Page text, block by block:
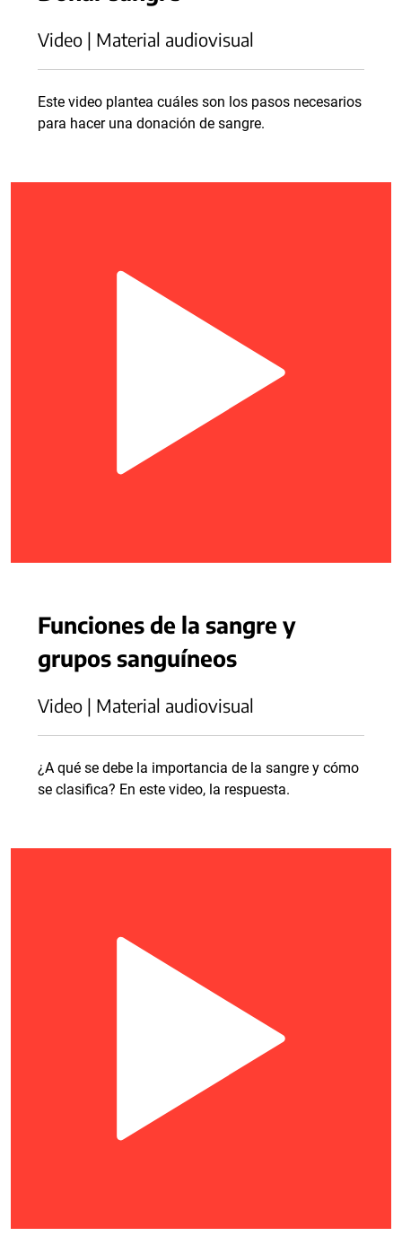
Video | Material audiovisual
Este video plantea cuáles son los pasos necesarios
para hacer una donación de sangre.
Funciones de la sangre y
grupos sanguíneos
Video | Material audiovisual
¿A qué se debe la importancia de la sangre y cómo
se clasifica? En este video, la respuesta.